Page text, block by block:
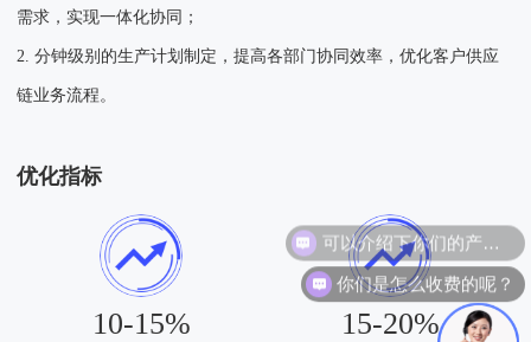
需求，实现一体化协同；
2. 分钟级别的生产计划制定，提高各部门协同效率，优化客户供应
链业务流程。
优化指标
10-15% 15-20%
可以介绍下你们的产品么？
你们是怎么收费的呢？